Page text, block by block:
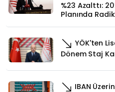
%23 Azalttı:
Planında
YÖK'ten
Dönem Staj
IBAN